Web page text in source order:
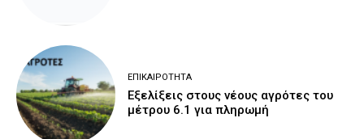
ΕΠΙΚΑΙΡΌΤΗΤΑ
Εξελίξεις στους νέους αγρότες του
μέτρου 6.1 για πληρωμή